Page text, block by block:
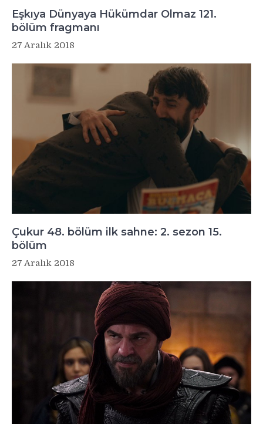
Eşkıya Dünyaya Hükümdar Olmaz 121.
bölüm fragmanı
27 Aralık 2018
Çukur 48. bölüm ilk sahne: 2. sezon 15.
bölüm
27 Aralık 2018